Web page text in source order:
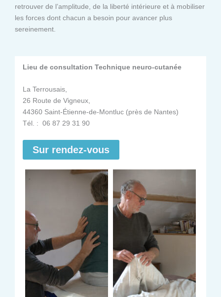
retrouver de l’amplitude, de la liberté intérieure et à mobiliser
les forces dont chacun a besoin pour avancer plus
sereinement.
Lieu de consultation Technique neuro-cutanée
La Terrousais,
26 Route de Vigneux,
44360 Saint-Étienne-de-Montluc (près de Nantes)
Tél. : 06 87 29 31 90
Sur rendez-vous